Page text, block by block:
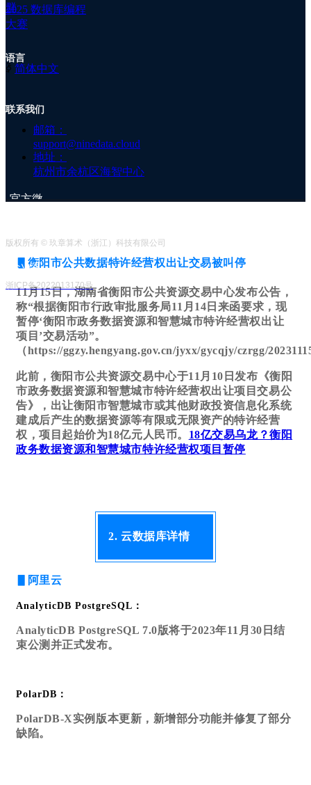
于
入
注
册
ICBC（中国工商银行）的一家美国分行在上周遭到了黑客攻
参考：
ransom-after-hack-that-disrupted-markets-cybercriminals-
say-2023-11-13/
▋衡阳市公共数据特许经营权出让交易被叫停
11月15日，湖南省衡阳市公共资源交易中心发布公告，
称“根据衡阳市行政审批服务局11月14日来函要求，现
暂停‘衡阳市政务数据资源和智慧城市特许经营权出让
项目’交易活动”。
（https://ggzy.hengyang.gov.cn/jyxx/gycqjy/czrgg/
此前，衡阳市公共资源交易中心于11月10日发布《衡阳
市政务数据资源和智慧城市特许经营权出让项目交易公
告》，出让衡阳市智慧城市或其他财政投资信息化系统
建成后产生的数据资源等有限或无限资产的特许经营
权，项目起始价为18亿元人民币。 18亿交易乌龙？衡阳
政务数据资源和智慧城市特许经营权项目暂停
2. 云数据库详情
▋阿里云
AnalyticDB PostgreSQL：
AnalyticDB PostgreSQL 7.0版将于2023年11月30日结
束公测并正式发布。
PolarDB：
PolarDB-X实例版本更新，新增部分功能并修复了部分
缺陷。
群
2025 数据库编程
大赛
语言
ꀅ 简体中文
联系我们
邮箱：
support@ninedata.cloud
地址：
杭州市余杭区海智中心
官方微
企业客
服号
版权所有 © 玖章算术（浙江）科技有限公司
浙ICP备2022013170号